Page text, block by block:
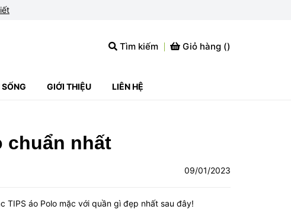
Tìm kiếm Giỏ hàng ()
GIỚI THIỆU LIÊN HỆ
chuẩn nhất
09/01/2023
áo Polo mặc với quần gì đẹp nhất sau đây!